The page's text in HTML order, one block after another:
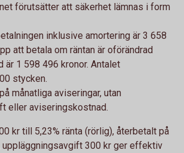
förutsätter att säkerhet lämnas i form
inklusive amortering är 3 658
att betala om räntan är oförändrad
är 1 598 496 kronor. Antalet
stycken.
månatliga aviseringar, utan
eller aviseringskostnad.
kr till 5,23% ränta (rörlig), återbetalt på
uppläggningsavgift 300 kr ger effektiv